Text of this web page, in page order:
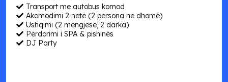
Transport me autobus komod
Akomodimi 2 netë (2 persona në dhomë)
Ushqimi (2 mëngjese, 2 darka)
Përdorimi i SPA & pishinës
DJ Party